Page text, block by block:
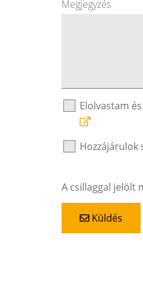
Megjegyzés
Elolvastam
Hozzájárulok
A csillaggal jelölt
Küldés